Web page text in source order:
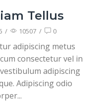
Tellus
/ 10507 / 0
adipiscing metus
consectetur vel in
adipiscing
Adipiscing odio